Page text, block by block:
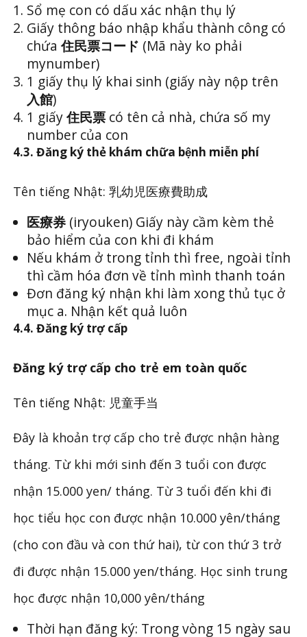
Sổ mẹ con có dấu xác nhận thụ lý
Giấy thông báo nhập khẩu thành công có
chứa住民票コード (Mã này ko phải
mynumber)
1 giấy thụ lý khai sinh (giấy này nộp trên
入館)
1 giấy住民票 có tên cả nhà, chứa số my
number của con
4.3. Đăng ký thẻ khám chữa bệnh miễn phí
Tên tiếng Nhật: 乳幼児医療費助成
医療券 (iryouken) Giấy này cầm kèm thẻ
bảo hiểm của con khi đi khám
Nếu khám ở trong tỉnh thì free, ngoài tỉnh
thì cầm hóa đơn về tỉnh mình thanh toán
Đơn đăng ký nhận khi làm xong thủ tục ở
mục a. Nhận kết quả luôn
4.4.Đăng ký trợ cấp
Đăng ký trợ cấp cho trẻ em toàn quốc
Tên tiếng Nhật: 児童手当
Đây là khoản trợ cấp cho trẻ được nhận hàng
tháng. Từ khi mới sinh đến 3 tuổi con được
nhận 15.000 yen/ tháng. Từ 3 tuổi đến khi đi
học tiểu học con được nhận 10.000 yên/tháng
(cho con đầu và con thứ hai), từ con thứ 3 trở
đi được nhận 15.000 yen/tháng. Học sinh trung
học được nhận 10,000 yên/tháng
Thời hạn đăng ký: Trong vòng 15 ngày sau